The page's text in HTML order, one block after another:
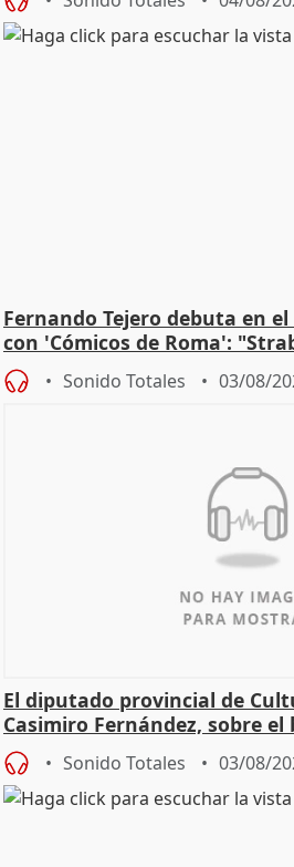
Fernando Tejero debuta en
con 'Cómicos de Roma':
Sonido Totales 03/08/
El diputado provincial de
Casimiro Fernández, sobre
Sonido Totales 03/08/